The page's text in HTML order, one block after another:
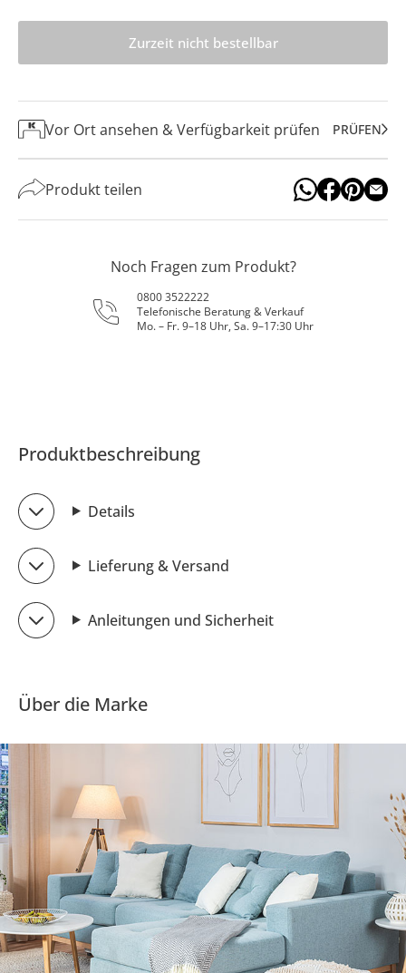
Zurzeit nicht bestellbar
Vor Ort ansehen & Verfügbarkeit prüfen PRÜFEN
Produkt teilen
Noch Fragen zum Produkt?
0800 3522222
Telefonische Beratung & Verkauf
Mo. – Fr. 9–18 Uhr, Sa. 9–17:30 Uhr
Produktbeschreibung
Details
Lieferung & Versand
Anleitungen und Sicherheit
Über die Marke